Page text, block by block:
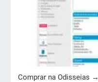
Comprar na Odisseias →